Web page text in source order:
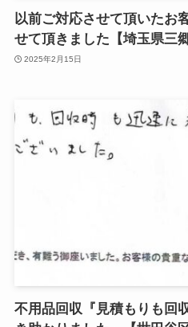
以前ご対応させて頂いたお
せて頂きました【埼玉県三郷
2025年2月15日
不用品回収『見積もりも回